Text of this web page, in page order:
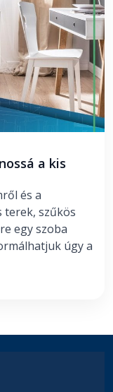
a kis
és a
terek, szűkös
egy szoba
úgy a